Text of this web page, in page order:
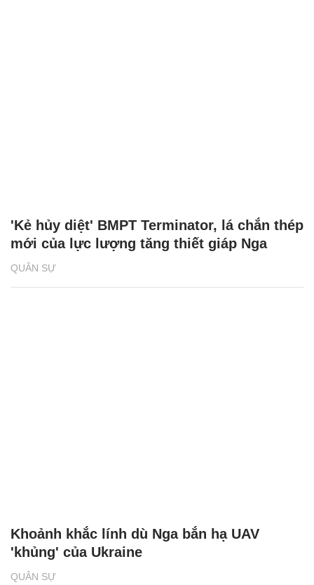
QUÂN SỰ
'Kẻ hủy diệt' BMPT Terminator, lá chắn thép
mới của lực lượng tăng thiết giáp Nga
QUÂN SỰ
Khoảnh khắc lính dù Nga bắn hạ UAV
'khủng' của Ukraine